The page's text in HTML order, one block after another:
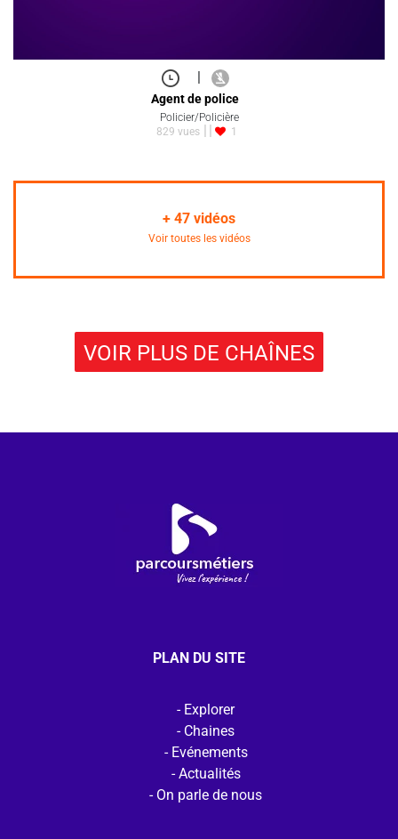
Agent de police
Policier/Policière
829 vues
1
+ 47 vidéos
Voir toutes les vidéos
VOIR PLUS DE CHAÎNES
PLAN DU SITE
Explorer
Chaines
Evénements
Actualités
On parle de nous